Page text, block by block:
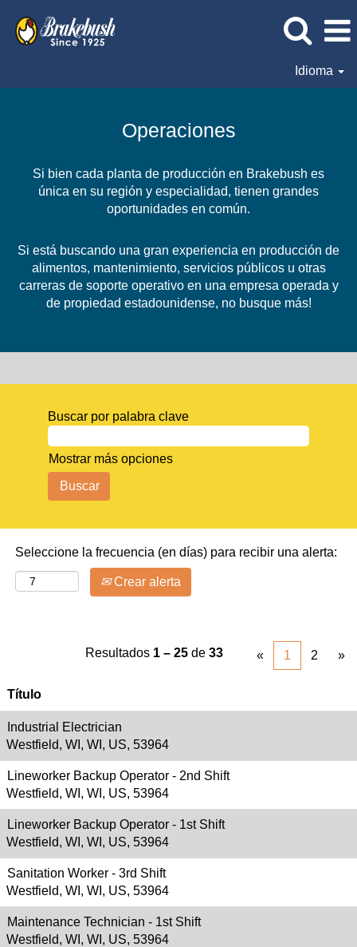
Idioma
Operaciones
Si bien cada planta de producción en Brakebush es
única en su región y especialidad, tienen grandes
oportunidades en común.
Si está buscando una gran experiencia en producción de
alimentos, mantenimiento, servicios públicos u otras
carreras de soporte operativo en una empresa operada y
de propiedad estadounidense, no busque más!
Buscar por palabra clave
Mostrar más opciones
Seleccione la frecuencia (en días) para recibir una alerta:
Crear alerta
Resultados 1 – 25 de 33 « 1 2 »
Título
Industrial Electrician
Westfield, WI, WI, US, 53964
Lineworker Backup Operator - 2nd Shift
Westfield, WI, WI, US, 53964
Lineworker Backup Operator - 1st Shift
Westfield, WI, WI, US, 53964
Sanitation Worker - 3rd Shift
Westfield, WI, WI, US, 53964
Maintenance Technician - 1st Shift
Westfield, WI, WI, US, 53964